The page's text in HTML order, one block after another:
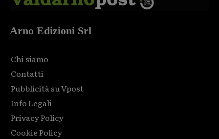
Arno Edizioni Srl
Chi siamo
Contatti
Pubblicità su Vpost
Info Legali
Privacy Policy
Cookie Policy